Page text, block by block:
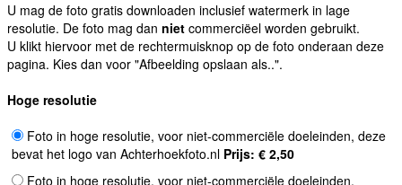
U mag de foto gratis downloaden inclusief watermerk in lage
resolutie. De foto mag dan niet commerciëel worden gebruikt.
U klikt hiervoor met de rechtermuisknop op de foto onderaan deze
pagina. Kies dan voor "Afbeelding opslaan als..".
Hoge resolutie
Foto in hoge resolutie, voor niet-commerciële doeleinden, deze
bevat het logo van Achterhoekfoto.nl Prijs: € 2,50
Foto in hoge resolutie, voor niet-commerciële doeleinden,